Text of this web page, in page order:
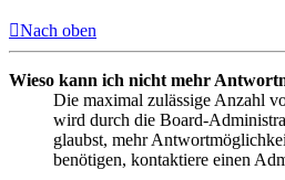
Nach oben
Wieso kann ich nicht mehr
Die maximal zulässige Anzahl
wird durch die Board-
glaubst, mehr
benötigen, kontaktiere einen